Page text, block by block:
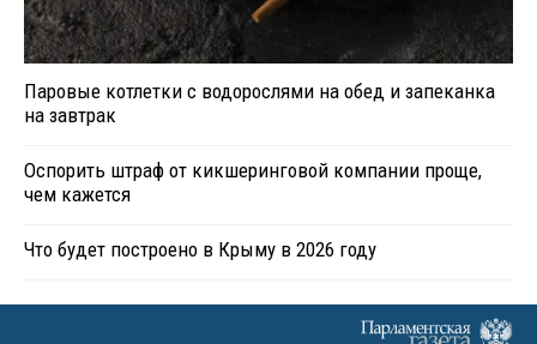
Паровые котлетки с водорослями на обед и запеканка
на завтрак
Оспорить штраф от кикшеринговой компании проще,
чем кажется
Что будет построено в Крыму в 2026 году